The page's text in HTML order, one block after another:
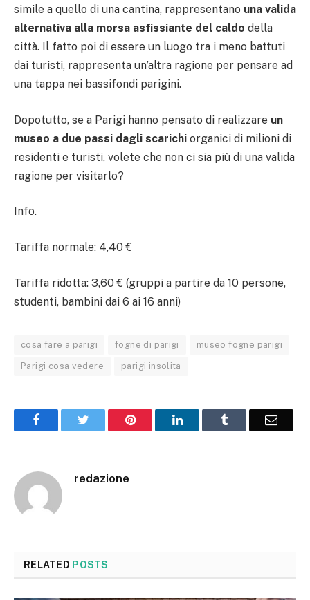
simile a quello di una cantina, rappresentano una valida
alternativa alla morsa asfissiante del caldo della
città. Il fatto poi di essere un luogo tra i meno battuti
dai turisti, rappresenta un’altra ragione per pensare ad
una tappa nei bassifondi parigini.
Dopotutto, se a Parigi hanno pensato di realizzare un
museo a due passi dagli scarichi organici di milioni di
residenti e turisti, volete che non ci sia più di una valida
ragione per visitarlo?
Info.
Tariffa normale: 4,40 €
Tariffa ridotta: 3,60 € (gruppi a partire da 10 persone,
studenti, bambini dai 6 ai 16 anni)
cosa fare a parigi fogne di parigi museo fogne parigi
Parigi cosa vedere parigi insolita
FacebookTwitter Pinterest LinkedInTumblr Email
redazione
RELATED POSTS